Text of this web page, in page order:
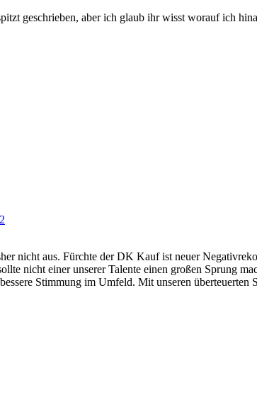
geschrieben, aber ich glaub ihr wisst worauf ich
nicht aus. Fürchte der DK Kauf ist neuer
nicht einer unserer Talente einen großen Sprung
Stimmung im Umfeld. Mit unseren